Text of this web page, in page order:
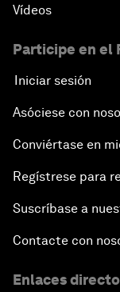
Vídeos
Participe en el
Iniciar sesión
Asóciese con
Conviértase en
Regístrese para
Suscríbase a
Contacte con
Enlaces